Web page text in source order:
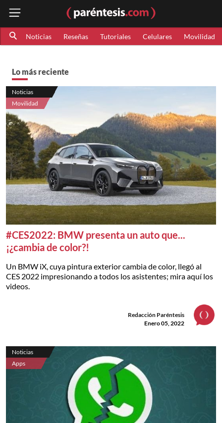
Noticias Reseñas Tutoriales Celulares Movilidad
Lo más reciente
Noticias
Movilidad
#CES2022: BMW presenta un auto que...
¡¿cambia de color?!
Un BMW iX, cuya pintura exterior cambia de color, llegó al
CES 2022 impresionando a todos los asistentes; mira aquí los
videos.
Redacción Paréntesis
Enero 05, 2022
Noticias
Apps